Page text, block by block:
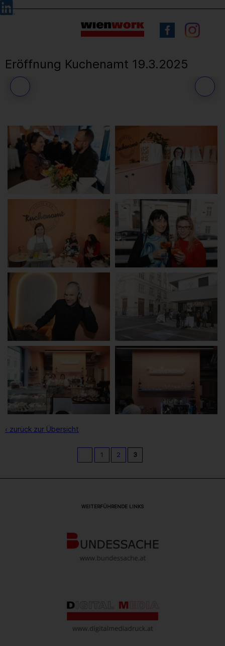
Barrierefreie
Bedienung
Sprachauswahl
Eröffnung Kuchenamt 19.3.2025
51 / 56
‹ zurück zur Übersicht
1 2 3
WEITERFÜHRENDE LINKS